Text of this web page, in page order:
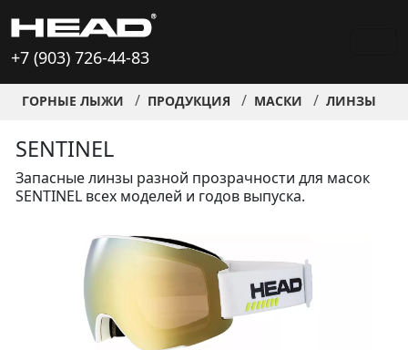
+7 (903) 726-44-83
ГОРНЫЕ ЛЫЖИ ПРОДУКЦИЯ МАСКИ ЛИНЗЫ
SENTINEL
Запасные линзы разной прозрачности для масок
SENTINEL всех моделей и годов выпуска.